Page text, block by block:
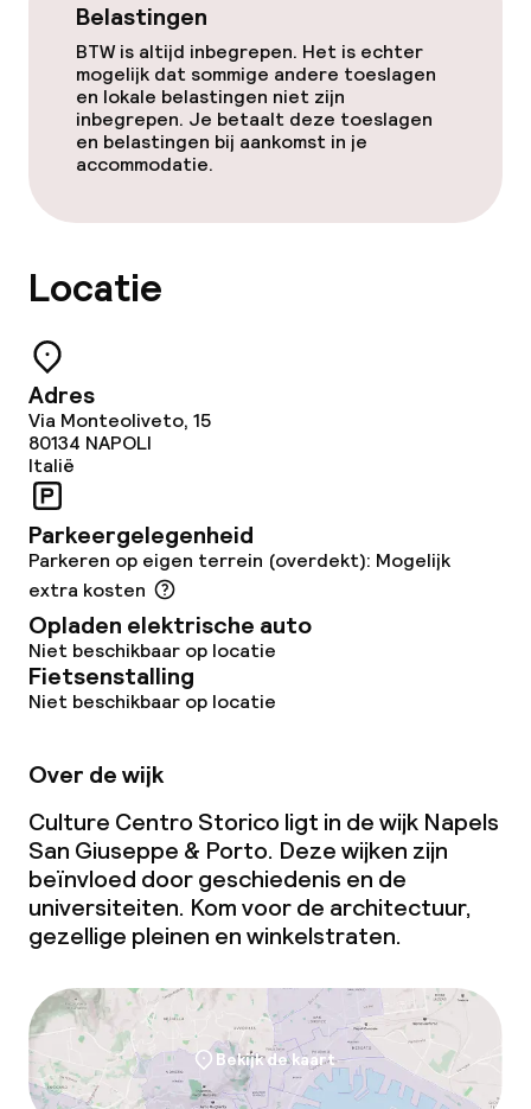
Zakelijke faciliteiten
Conferentieruimte
Vergaderruimte
Beleid
Overal rookvrij
Belastingen
BTW is altijd inbegrepen. Het is echter
mogelijk dat sommige andere toeslagen
en lokale belastingen niet zijn
inbegrepen. Je betaalt deze toeslagen
en belastingen bij aankomst in je
accommodatie.
Locatie
Adres
Via Monteoliveto, 15
80134 NAPOLI
Italië
Parkeergelegenheid
Parkeren op eigen terrein (overdekt): Mogelijk
extra kosten
Opladen elektrische auto
Niet beschikbaar op locatie
Fietsenstalling
Niet beschikbaar op locatie
Over de wijk
Culture Centro Storico ligt in de wijk Napels
San Giuseppe & Porto. Deze wijken zijn
beïnvloed door geschiedenis en de
universiteiten. Kom voor de architectuur,
gezellige pleinen en winkelstraten.
Bekijk de kaart